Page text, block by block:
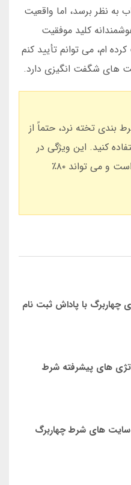
جذاب به نظر برسد، اما واقعیت
کلید موفقیت
ام، می توانم تأیید کنم
های شگفت انگیزی دارد.
بندی تخته نرد، حتماً از
کنید. این ویژگی در
تمام پلتفرم های معتبر فعال است و می تواند ۸۰٪
با پاداش ثبت‌ نام
های پیشرفته شرط
های شرط چهاربرگ